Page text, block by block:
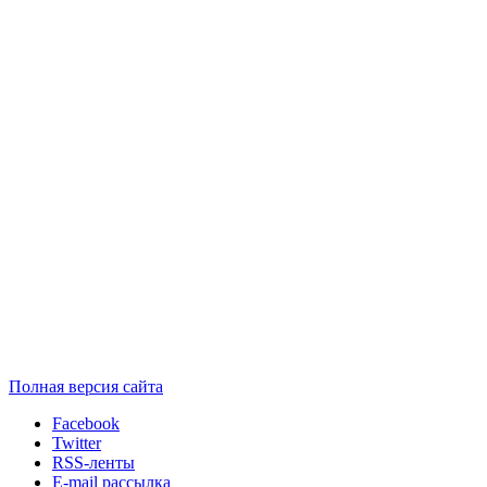
Полная версия сайта
Facebook
Twitter
RSS-ленты
E-mail рассылка